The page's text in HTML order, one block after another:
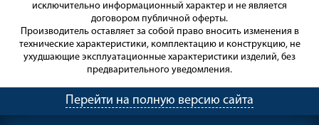
исключительно информационный характер и не является
договором публичной оферты.
Производитель оставляет за собой право вносить изменения в
технические характеристики, комплектацию и конструкцию, не
ухудшающие эксплуатационные характеристики изделий, без
предварительного уведомления.
Перейти на полную версию сайта